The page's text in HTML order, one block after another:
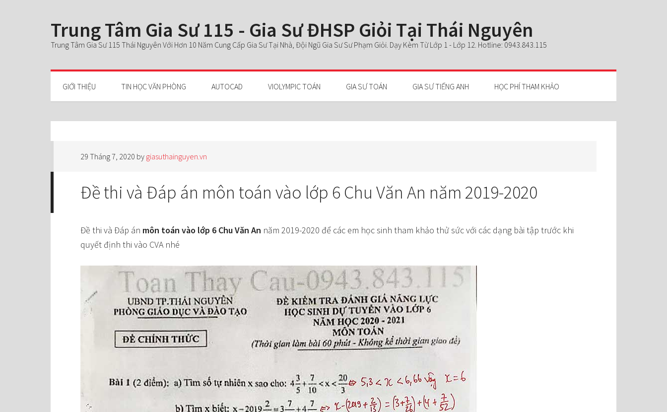
Trung Tâm Gia Sư 115 - Gia Sư ĐHSP Giỏi Tại Thái Nguyên
Trung Tâm Gia Sư 115 Thái Nguyên Với Hơn 10 Năm Cung Cấp Gia Sư Tại Nhà, Đội Ngũ Gia Sư Sư Phạm Giỏi. Dạy Kèm Từ Lớp 1 - Lớp 12. Hotline: 0943.843.115
GIỚI THIỆU TIN HỌC VĂN PHÒNG AUTOCAD VIOLYMPIC TOÁN GIA SƯ TOÁN GIA SƯ TIẾNG ANH HỌC PHÍ THAM KHẢO
29 Tháng 7, 2020 by giasuthainguyen.vn
Đề thi và Đáp án môn toán vào lớp 6 Chu Văn An năm 2019-2020
Đề thi và Đáp án môn toán vào lớp 6 Chu Văn An năm 2019-2020 để các em học sinh tham khảo thử sức với các dạng bài tập trước khi
quyết định thi vào CVA nhé